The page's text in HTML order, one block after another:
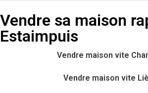
Vendre sa maison
Estaimpuis
Vendre maison vite
Vendre maison vite